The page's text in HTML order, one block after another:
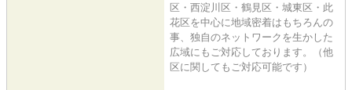
区・西淀川区・鶴見区・城東区・此
花区を中心に地域密着はもちろんの
事、独自のネットワークを生かした
広域にもご対応しております。（他
区に関してもご対応可能です）